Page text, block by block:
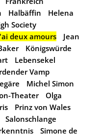
Halbäffin
Helena
Society
deux amours
Jean
Königswürde
Lebensekel
Vamp
Michel Simon
Theater
Olga
Prinz von Wales
Salonschlange
Simone de